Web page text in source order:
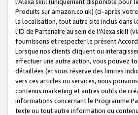
Produits sur amazon.co.uk) (ci-après
la localisation, tout autre site inclus dans
l'ID de Partenaire au sein de l'Alexa skill
fournissons et respecter le présent
Lorsque nos clients cliquent ou
effectuer une autre action, vous pouvez
détaillées (et sous réserve des limites
vers ces articles ou services, nous
contenus marketing et autres outils de
informations concernant le Programme
texte ou tout autre information ou